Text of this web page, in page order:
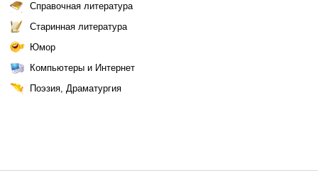
Справочная литература
Старинная литература
Юмор
Компьютеры и Интернет
Поэзия, Драматургия